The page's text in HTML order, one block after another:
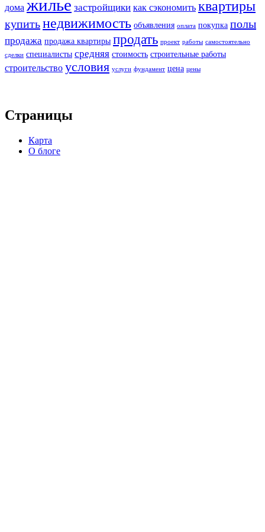
дома жилье застройщики как сэкономить квартиры
купитьнедвижимость объявления оплата покупка полы
продажа продажа квартиры продать проект работы самостоятельно
сделки специалисты средняя стоимость строительные работы
строительство условия услуги фундамент цена цены
Страницы
Карта
О блоге